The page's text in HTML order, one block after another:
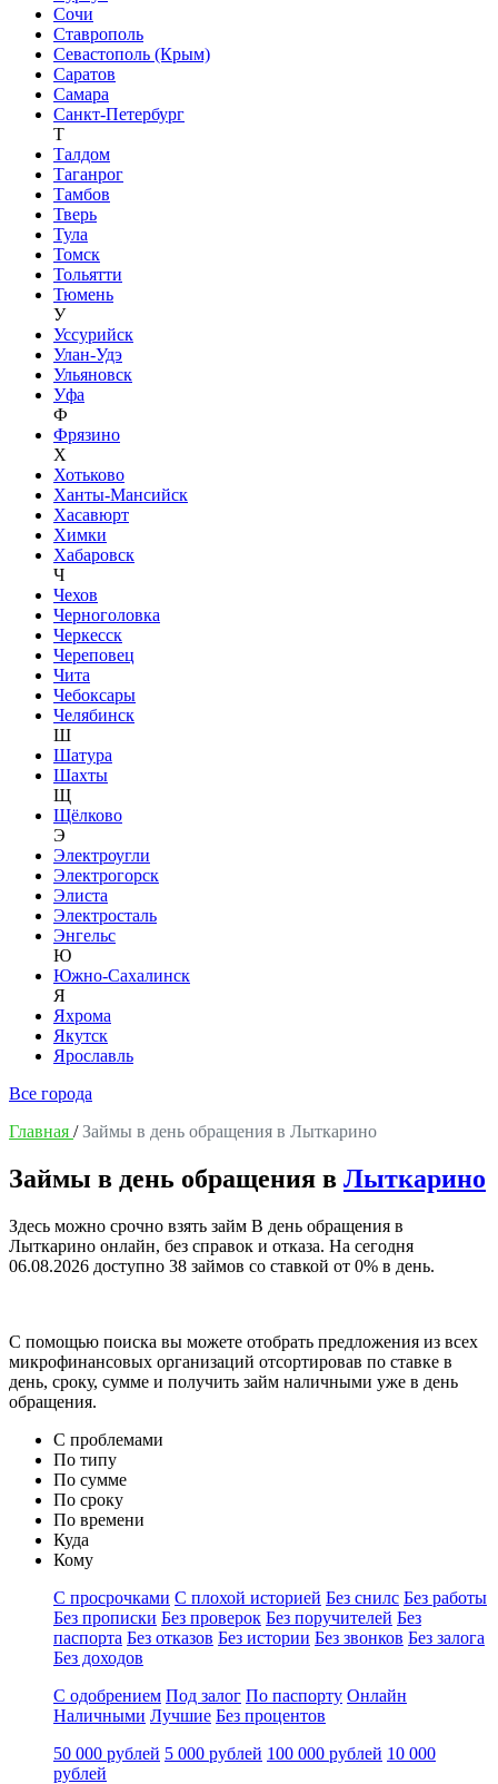
Сочи
Ставрополь
Севастополь (Крым)
Саратов
Самара
Санкт-Петербург
Т
Талдом
Таганрог
Тамбов
Тверь
Тула
Томск
Тольятти
Тюмень
У
Уссурийск
Улан-Удэ
Ульяновск
Уфа
Ф
Фрязино
Х
Хотьково
Ханты-Мансийск
Хасавюрт
Химки
Хабаровск
Ч
Чехов
Черноголовка
Черкесск
Череповец
Чита
Чебоксары
Челябинск
Ш
Шатура
Шахты
Щ
Щёлково
Э
Электроугли
Электрогорск
Элиста
Электросталь
Энгельс
Ю
Южно-Сахалинск
Я
Яхрома
Якутск
Ярославль
Все города
Главная /Займы в день обращения в Лыткарино
Займы в день обращения в Лыткарино
Здесь можно срочно взять займ В день обращения в
Лыткарино онлайн, без справок и отказа. На сегодня
06.08.2026 доступно 38 займов со ставкой от 0% в день.
С помощью поиска вы можете отобрать предложения из всех
микрофинансовых организаций отсортировав по ставке в
день, сроку, сумме и получить займ наличными уже в день
обращения.
С проблемами
По типу
По сумме
По сроку
По времени
Куда
Кому
С просрочками С плохой историей Без снилс Без работы
Без прописки Без проверок Без поручителей Без
паспорта Без отказов Без истории Без звонков Без залога
Без доходов
С одобрением Под залог По паспорту Онлайн
Наличными Лучшие Без процентов
50 000 рублей 5 000 рублей 100 000 рублей 10 000
рублей